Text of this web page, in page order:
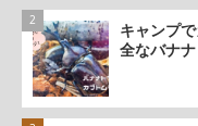
キャンプ
全なバナ